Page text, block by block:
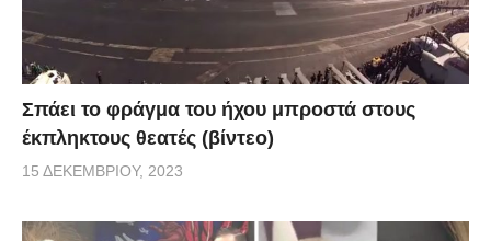
Σπάει το φράγμα του ήχου μπροστά στους
έκπληκτους θεατές (βίντεο)
15 ΔΕΚΕΜΒΡΊΟΥ, 2023